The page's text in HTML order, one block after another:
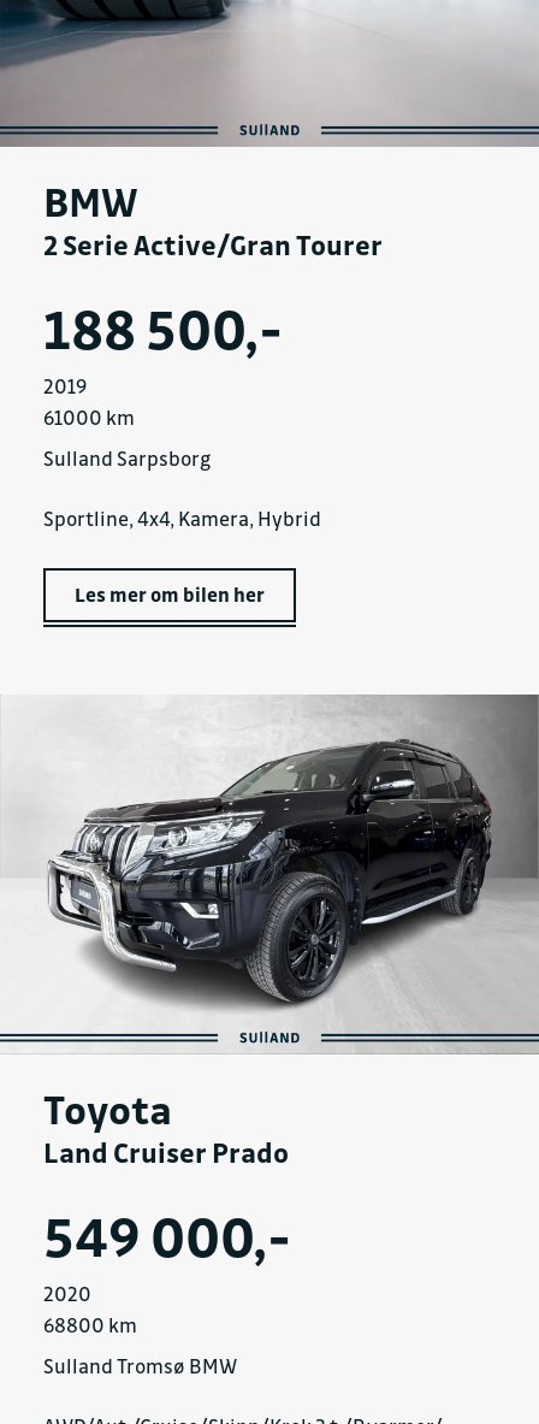
BMW
2 Serie Active/Gran Tourer
188 500,-
2019
61000 km
Sulland Sarpsborg
Sportline, 4x4, Kamera, Hybrid
Les mer om bilen her
Toyota
Land Cruiser Prado
549 000,-
2020
68800 km
Sulland Tromsø BMW